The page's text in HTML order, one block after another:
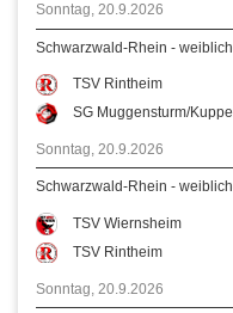
Sonntag, 20.9.2026
Schwarzwald-Rhein -
TSV Rintheim
SG Muggensturm/
Sonntag, 20.9.2026
Schwarzwald-Rhein -
TSV Wiernsheim
TSV Rintheim
Sonntag, 20.9.2026